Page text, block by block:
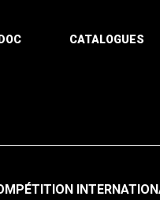
CATALOGUES